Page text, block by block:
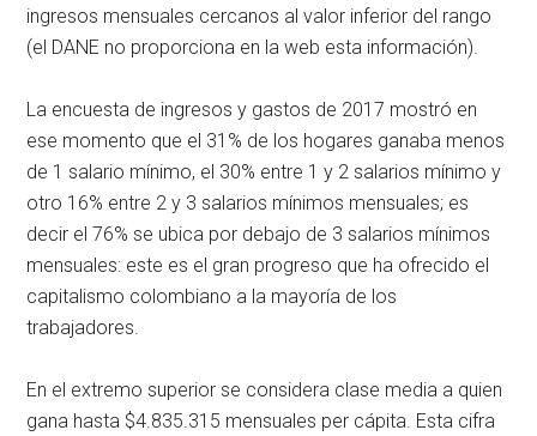
ingresos mensuales cercanos al valor inferior del rango
(el DANE no proporciona en la web esta información).
La encuesta de ingresos y gastos de 2017 mostró en
ese momento que el 31% de los hogares ganaba menos
de 1 salario mínimo, el 30% entre 1 y 2 salarios mínimo y
otro 16% entre 2 y 3 salarios mínimos mensuales; es
decir el 76% se ubica por debajo de 3 salarios mínimos
mensuales: este es el gran progreso que ha ofrecido el
capitalismo colombiano a la mayoría de los
trabajadores.
En el extremo superior se considera clase media a quien
gana hasta $4.835.315 mensuales per cápita. Esta cifra